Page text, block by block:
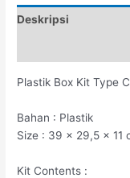
Deskripsi
Plastik Box Kit Type C
Bahan : Plastik
Size : 39 x 29,5 x 11
Kit Contents :